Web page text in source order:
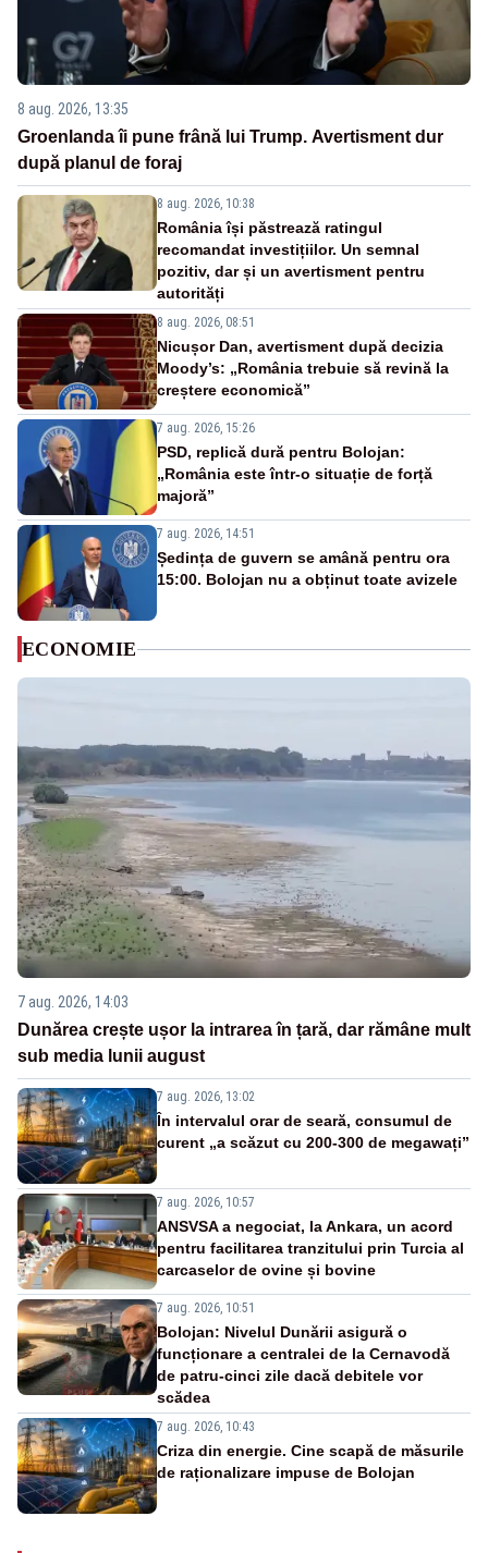
8 aug. 2026, 13:35
Groenlanda îi pune frână lui Trump. Avertisment dur
după planul de foraj
8 aug. 2026, 10:38
România își păstrează ratingul
recomandat investițiilor. Un semnal
pozitiv, dar și un avertisment pentru
autorități
8 aug. 2026, 08:51
Nicușor Dan, avertisment după decizia
Moody’s: „România trebuie să revină la
creștere economică”
7 aug. 2026, 15:26
PSD, replică dură pentru Bolojan:
„România este într-o situație de forță
majoră”
7 aug. 2026, 14:51
Ședința de guvern se amână pentru ora
15:00. Bolojan nu a obținut toate avizele
ECONOMIE
7 aug. 2026, 14:03
Dunărea crește ușor la intrarea în țară, dar rămâne mult
sub media lunii august
7 aug. 2026, 13:02
În intervalul orar de seară, consumul de
curent „a scăzut cu 200-300 de megawați”
7 aug. 2026, 10:57
ANSVSA a negociat, la Ankara, un acord
pentru facilitarea tranzitului prin Turcia al
carcaselor de ovine și bovine
7 aug. 2026, 10:51
Bolojan: Nivelul Dunării asigură o
funcționare a centralei de la Cernavodă
de patru-cinci zile dacă debitele vor
scădea
7 aug. 2026, 10:43
Criza din energie. Cine scapă de măsurile
de raționalizare impuse de Bolojan